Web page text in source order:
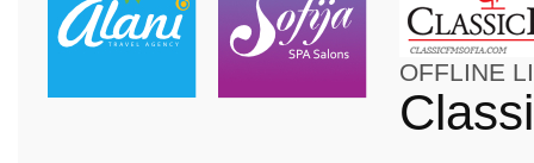
OFFLINE